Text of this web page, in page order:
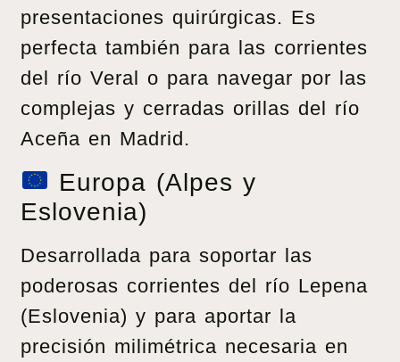
presentaciones quirúrgicas. Es
perfecta también para las corrientes
del río Veral o para navegar por las
complejas y cerradas orillas del río
Aceña en Madrid.
Europa (Alpes y
Eslovenia)
Desarrollada para soportar las
poderosas corrientes del río Lepena
(Eslovenia) y para aportar la
precisión milimétrica necesaria en